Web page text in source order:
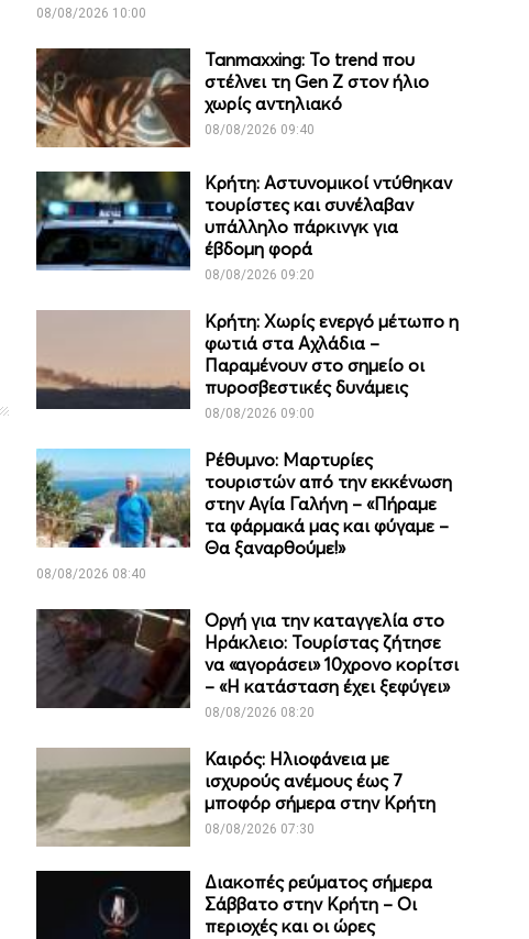
08/08/2026 10:00
Tanmaxxing: To trend που
στέλνει τη Gen Z στον ήλιο
χωρίς αντηλιακό
08/08/2026 09:40
Κρήτη: Αστυνομικοί ντύθηκαν
τουρίστες και συνέλαβαν
υπάλληλο πάρκινγκ για
έβδομη φορά
08/08/2026 09:20
Κρήτη: Χωρίς ενεργό μέτωπο η
φωτιά στα Αχλάδια –
Παραμένουν στο σημείο οι
πυροσβεστικές δυνάμεις
08/08/2026 09:00
Ρέθυμνο: Μαρτυρίες
τουριστών από την εκκένωση
στην Αγία Γαλήνη – «Πήραμε
τα φάρμακά μας και φύγαμε –
Θα ξαναρθούμε!»
08/08/2026 08:40
Οργή για την καταγγελία στο
Ηράκλειο: Τουρίστας ζήτησε
να «αγοράσει» 10χρονο κορίτσι
– «Η κατάσταση έχει ξεφύγει»
08/08/2026 08:20
Καιρός: Ηλιοφάνεια με
ισχυρούς ανέμους έως 7
μποφόρ σήμερα στην Κρήτη
08/08/2026 07:30
Διακοπές ρεύματος σήμερα
Σάββατο στην Κρήτη – Οι
περιοχές και οι ώρες